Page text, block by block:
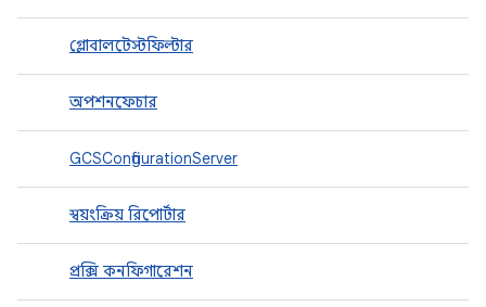
গ্লোবালটেস্টফিল্টার
অপশনফেচার
GCSConfigurationServer
স্বয়ংক্রিয় রিপোর্টার
প্রক্সি কনফিগারেশন